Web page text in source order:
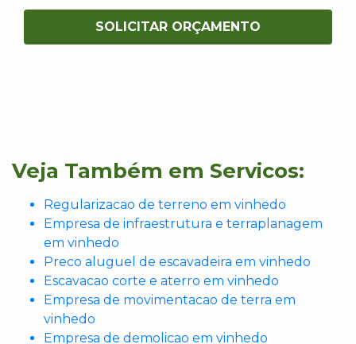
SOLICITAR ORÇAMENTO
Veja Também em Servicos:
Regularizacao de terreno em vinhedo
Empresa de infraestrutura e terraplanagem
em vinhedo
Preco aluguel de escavadeira em vinhedo
Escavacao corte e aterro em vinhedo
Empresa de movimentacao de terra em
vinhedo
Empresa de demolicao em vinhedo